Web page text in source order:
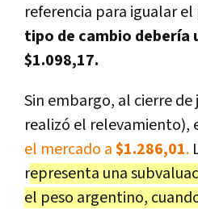
referencia para igualar
tipo de cambio debería
$1.098,17.
Sin embargo, al cierre de
realizó el relevamiento),
el mercado a$1.286,01.
representa una
el peso argentino,